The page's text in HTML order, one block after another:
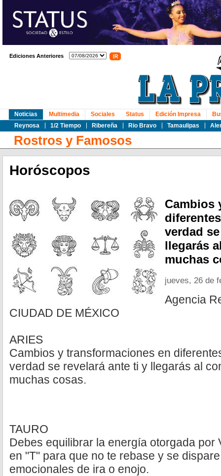
Ediciones Anteriores
Noticias
Reynosa
1/2 Tiempo Ribereña Rio Bravo Tamaulipas
Multimedia Sociales Status Edición Impresa
Rostros y Famosos
Horóscopos
Cambios
verdad
llegarás
muchas
jueves, 26 de
Agencia
CIUDAD DE MÉXICO
ARIES
Cambios y transformaciones en
verdad se revelará ante ti y llegarás al
muchas cosas.
TAURO
Debes equilibrar la energía otorgada por
en "T" para que no te rebase y se
emocionales de ira o enojo.